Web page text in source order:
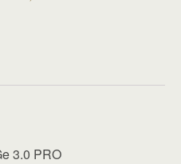
3.0 PRO